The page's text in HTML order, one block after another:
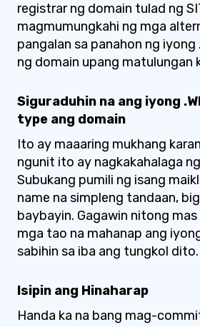
registrar ng domain tulad ng
magmumungkahi ng mga
pangalan sa panahon ng iyong
ng domain upang matulungan
Siguraduhin na ang iyong
type ang domain
Ito ay maaaring mukhang
ngunit ito ay nagkakahalaga
Subukang pumili ng isang
name na simpleng tandaan,
baybayin. Gagawin nitong
mga tao na mahanap ang
sabihin sa iba ang tungkol dito.
Isipin ang Hinaharap
Handa ka na bang mag-